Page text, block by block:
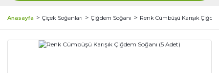
Anasayfa Çiçek Soğanları Çiğdem Soğanı Renk Cümbüşü Karışık